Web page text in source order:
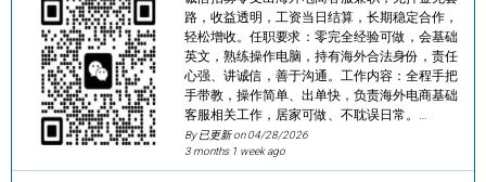
路，收益透明，工资当日结算，长期稳定合作，
轻松增收。任职要求：零完全经验可做，会基础
英文，熟练操作电脑，持有海外合法身份，责任
心强、讲诚信，善于沟通。工作内容：全程手把
手带教，操作简单、出单快，负责海外电商基础
客服相关工作，居家可做、不耽误日常。…
By 已更新 on04/28/2026
3 months 1 week ago